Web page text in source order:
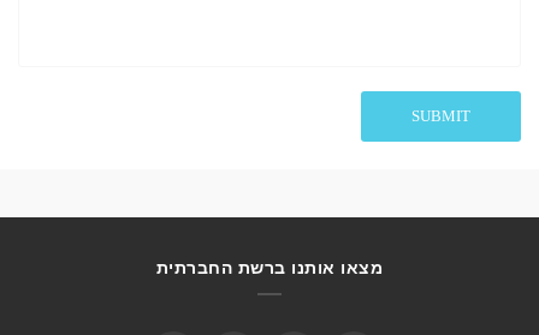
מצאו אותנו ברשת החברתית